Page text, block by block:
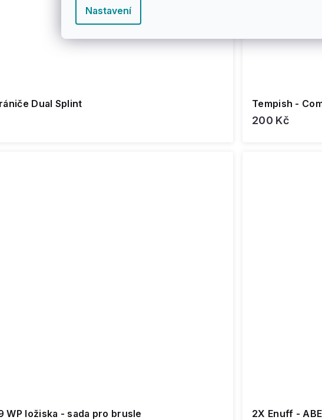
Nastavení
Dual Splint Tempish -
200 Kč
WP ložiska - sada pro brusle 2X Enuff -